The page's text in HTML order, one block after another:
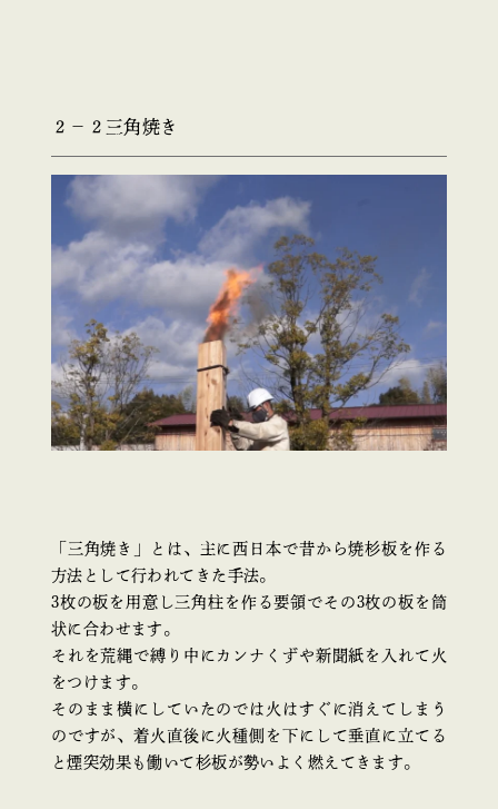
２−２三角焼き
「三角焼き」とは、主に西日本で昔から焼杉板を作る
方法として行われてきた手法。
3枚の板を用意し三角柱を作る要領でその3枚の板を筒
状に合わせます。
それを荒縄で縛り中にカンナくずや新聞紙を入れて火
をつけます。
そのまま横にしていたのでは火はすぐに消えてしまう
のですが、着火直後に火種側を下にして垂直に立てる
と煙突効果も働いて杉板が勢いよく燃えてきます。